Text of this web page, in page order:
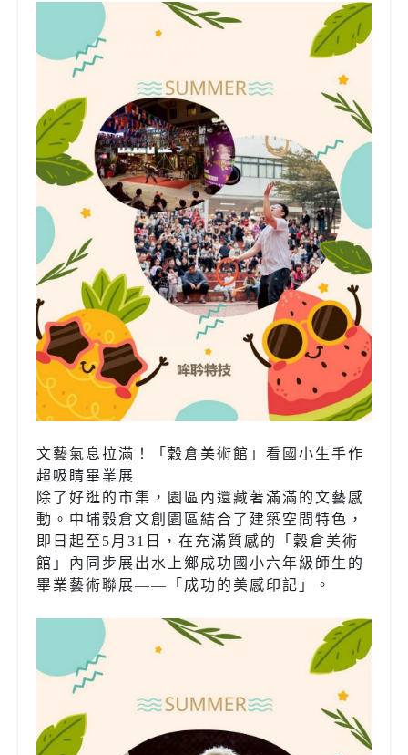
文藝氣息拉滿！「穀倉美術館」看國小生手作
超吸睛畢業展
除了好逛的市集，園區內還藏著滿滿的文藝感
動。中埔穀倉文創園區結合了建築空間特色，
即日起至5月31日，在充滿質感的「穀倉美術
館」內同步展出水上鄉成功國小六年級師生的
畢業藝術聯展——「成功的美感印記」。